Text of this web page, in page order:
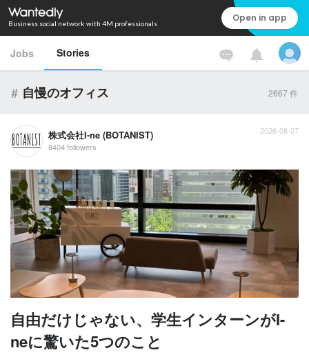
Business social network with 4M professionals Open in app
Jobs Stories
# 自慢のオフィス 2667 件
株式会社I-ne (BOTANIST)
8404 followers
2026-08-07
自由だけじゃない、学生インターンがI-
neに驚いた5つのこと